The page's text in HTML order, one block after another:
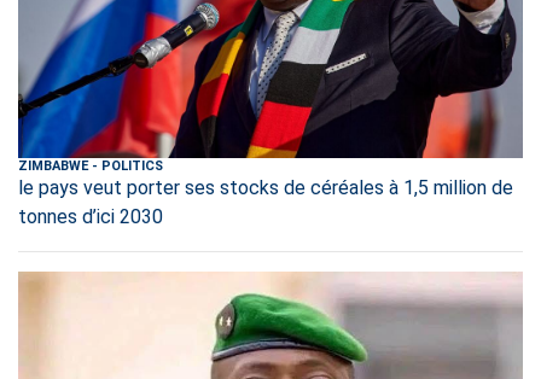
ZIMBABWE- POLITICS
le pays veut porter ses stocks de céréales à 1,5 million de
tonnes d’ici 2030